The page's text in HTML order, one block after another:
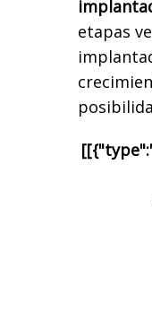
etapas